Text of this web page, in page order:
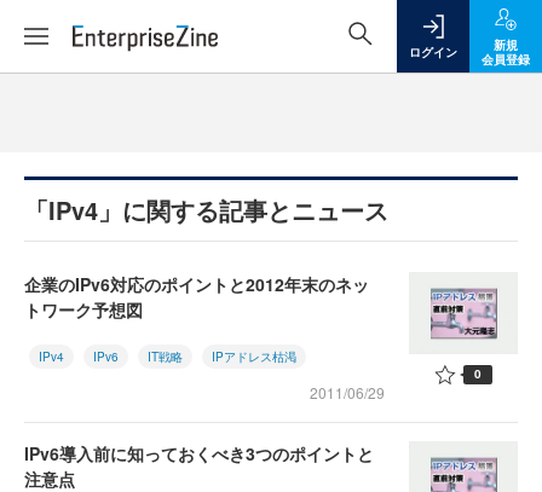
ログイン
新規
会員登録
「IPv4」に関する記事とニュース
企業のIPv6対応のポイントと2012年末のネッ
トワーク予想図
IPv4 IPv6 IT戦略 IPアドレス枯渇
2011/06/29
0
IPv6導入前に知っておくべき3つのポイントと
注意点